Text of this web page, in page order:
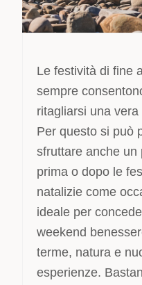
Le festività di fine
sempre
ritagliarsi una vera
Per questo si può
sfruttare anche un
prima o dopo le
natalizie come
ideale per
weekend
terme, natura e
esperienze.